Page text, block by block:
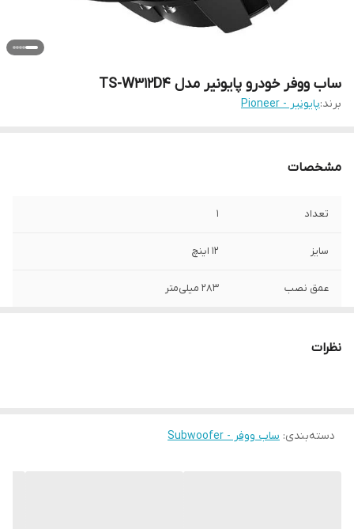
ساب ووفر خودرو پایونیر مدل TS-W312D4
برند:پایونیر - Pioneer
مشخصات
تعداد 1
سایز 12 اینچ
عمق نصب 283 میلی‌متر
اندازه میدرنج 300x300x150 میلی‌متر
نظرات
دسته‌بندی: ساب ووفر - Subwoofer